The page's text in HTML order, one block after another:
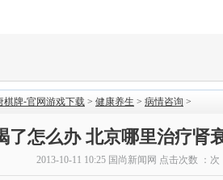
棋牌-官网游戏下载 > 健康养生 > 病情咨询 >
了怎么办 北京哪里治疗肾
2013-10-11 10:25 国尚新闻网 点击次数 ： 次